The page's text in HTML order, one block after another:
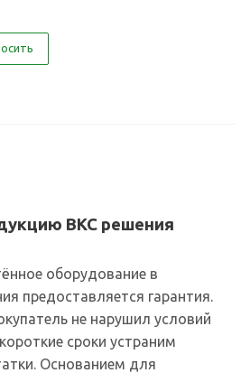
ВКС решения
оборудование в
предоставляется гарантия.
не нарушил условий
сроки устраним
Основанием для